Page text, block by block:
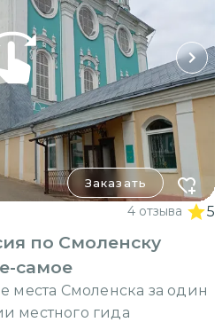
Заказать
4 отзыва 5
по Смоленску
самое
места Смоленска за один
местного гида